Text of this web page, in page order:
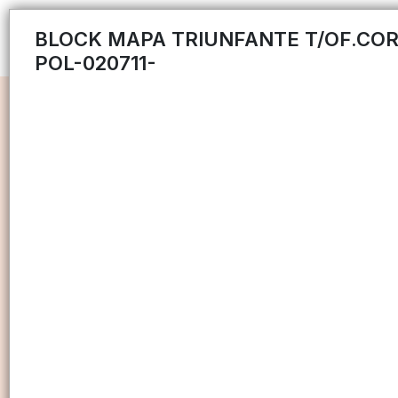
BLOCK MAPA TRIUNFANTE T/
POL-020711-